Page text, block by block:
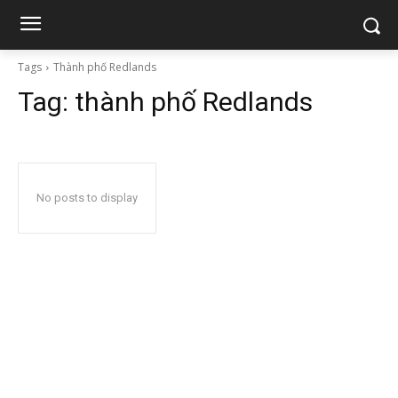
Tags Thành phố Redlands
Tag: thành phố Redlands
No posts to display